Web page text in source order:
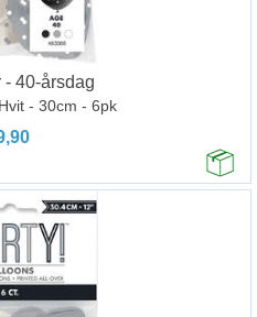
- 40-årsdag
- 30cm - 6pk